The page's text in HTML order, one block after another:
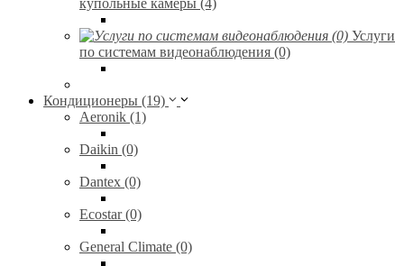
купольные камеры (4)
Услуги
по системам видеонаблюдения (0)
Кондиционеры (19)
Aeronik (1)
Daikin (0)
Dantex (0)
Ecostar (0)
General Climate (0)